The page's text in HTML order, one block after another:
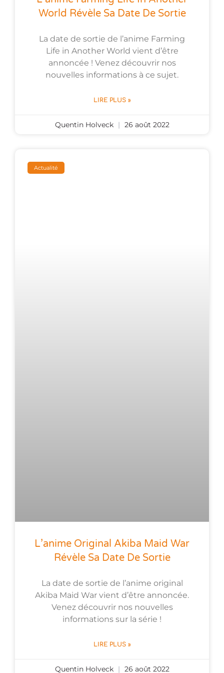
World Révèle Sa Date De Sortie
La date de sortie de l’anime Farming
Life in Another World vient d’être
annoncée ! Venez découvrir nos
nouvelles informations à ce sujet.
LIRE PLUS »
Quentin Holveck 26 août 2022
Actualité
L’anime Original Akiba Maid War
Révèle Sa Date De Sortie
La date de sortie de l’anime original
Akiba Maid War vient d’être annoncée.
Venez découvrir nos nouvelles
informations sur la série !
LIRE PLUS »
Quentin Holveck 26 août 2022